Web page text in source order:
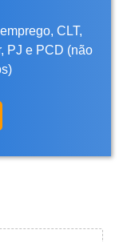
CLT,
PJ e PCD (não